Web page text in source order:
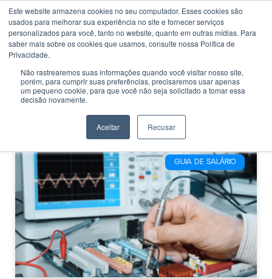
Este website armazena cookies no seu computador. Esses cookies são
usados ​​para melhorar sua experiência no site e fornecer serviços
personalizados para você, tanto no website, quanto em outras mídias. Para
saber mais sobre os cookies que usamos, consulte nossa Política de
Privacidade.
Não rastrearemos suas informações quando você visitar nosso site,
porém, para cumprir suas preferências, precisaremos usar apenas
um pequeno cookie, para que você não seja solicitado a tomar essa
decisão novamente.
Aceitar Recusar
CATEGORIA
Eletroeletrônica
Industrial dicas
GUIA DE SALÁRIO